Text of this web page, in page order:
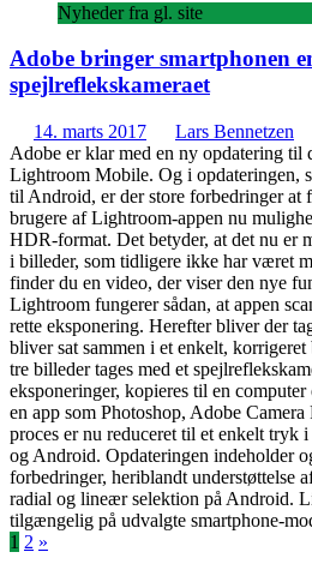
Nyheder fra gl. site
Adobe bringer smartphonen
spejlreflekskameraet
14. marts 2017
Lars Bennetzen
Adobe er klar med en ny opdatering til
Lightroom Mobile. Og i opdateringen,
til Android, er der store forbedringer at
brugere af Lightroom-appen nu
HDR-format. Det betyder, at det nu er
i billeder, som tidligere ikke har været
finder du en video, der viser den nye
Lightroom fungerer sådan, at appen
rette eksponering. Herefter bliver der
bliver sat sammen i et enkelt,
tre billeder tages med et
eksponeringer, kopieres til en
en app som Photoshop, Adobe
proces er nu reduceret til et enkelt
og Android. Opdateringen indeholder
forbedringer, heriblandt understøttelse
radial og lineær selektion på Android.
tilgængelig på udvalgte smartphone-
Indlægsinddeling
1 2 »